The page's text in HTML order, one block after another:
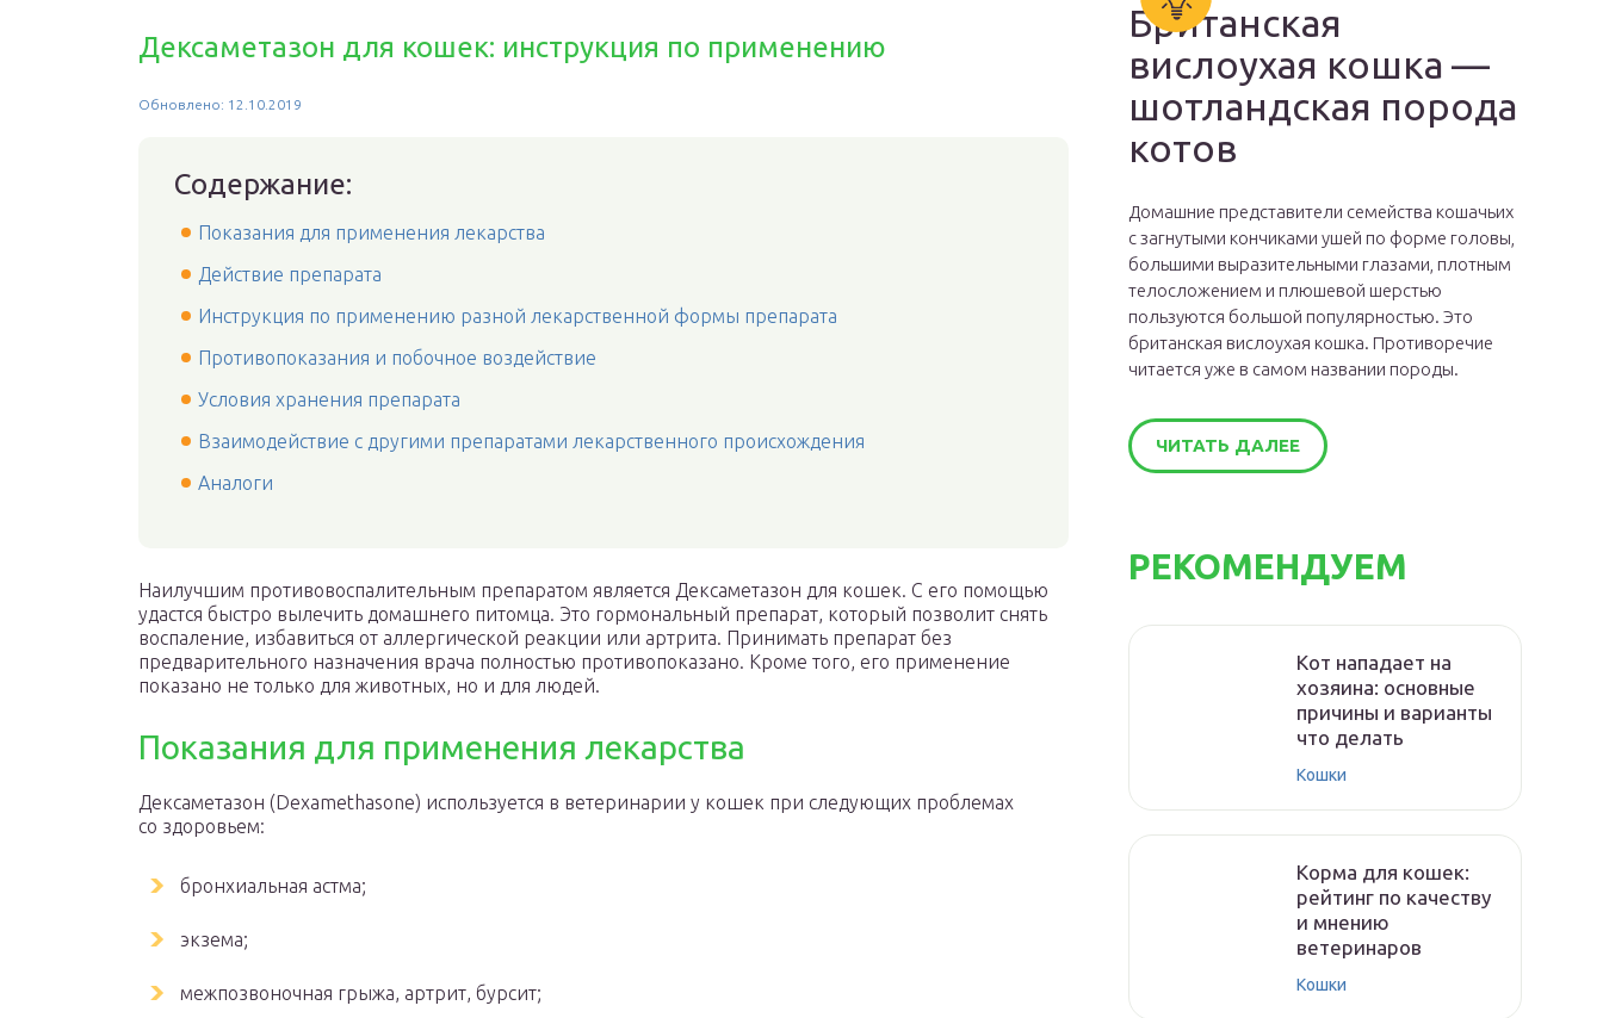
Дексаметазон для кошек: инструкция по применению
Обновлено: 12.10.2019
Содержание:
Показания для применения лекарства
Действие препарата
Инструкция по применению разной лекарственной формы препарата
Противопоказания и побочное воздействие
Условия хранения препарата
Взаимодействие с другими препаратами лекарственного происхождения
Аналоги
Наилучшим противовоспалительным препаратом является Дексаметазон для кошек. С его помощью
удастся быстро вылечить домашнего питомца. Это гормональный препарат, который позволит снять
воспаление, избавиться от аллергической реакции или артрита. Принимать препарат без
предварительного назначения врача полностью противопоказано. Кроме того, его применение
показано не только для животных, но и для людей.
Показания для применения лекарства
Дексаметазон (Dexamethasone) используется в ветеринарии у кошек при следующих проблемах
со здоровьем:
бронхиальная астма;
экзема;
межпозвоночная грыжа, артрит, бурсит;
Британская
вислоухая кошка —
шотландская порода
котов
Домашние представители семейства кошачьих
с загнутыми кончиками ушей по форме головы,
большими выразительными глазами, плотным
телосложением и плюшевой шерстью
пользуются большой популярностью. Это
британская вислоухая кошка. Противоречие
читается уже в самом названии породы.
ЧИТАТЬ ДАЛЕЕ
РЕКОМЕНДУЕМ
Кот нападает на
хозяина: основные
причины и варианты
что делать
Кошки
Корма для кошек:
рейтинг по качеству
и мнению
ветеринаров
Кошки